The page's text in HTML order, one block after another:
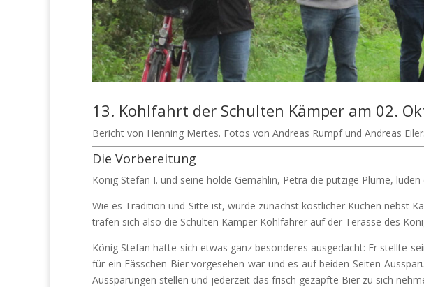
13. Kohlfahrt der Schulten Kämper am 02.
Bericht von Henning Mertes. Fotos von Andreas Rumpf und Andreas
Die Vorbereitung
König Stefan I. und seine holde Gemahlin, Petra die putzige Plume,
Wie es Tradition und Sitte ist, wurde zunächst köstlicher Kuchen nebst
trafen sich also die Schulten Kämper Kohlfahrer auf der Terasse des
König Stefan hatte sich etwas ganz besonderes ausgedacht: Er stellte
für ein Fässchen Bier vorgesehen war und es auf beiden Seiten
Aussparungen stellen und jederzeit das frisch gezapfte Bier zu sich